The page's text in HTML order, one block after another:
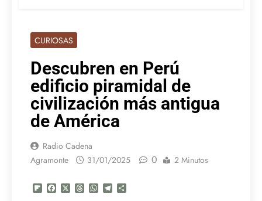
CURIOSAS
Descubren en Perú
edificio piramidal de
civilización más antigua
de América
Radio Cadena
Agramonte
31/01/2025 0 2 Minutos
Flipboard
FacebookThreadsWhatsApp
Telegram